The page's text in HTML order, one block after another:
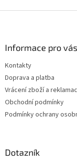
Informace pro vás
Kontakty
Doprava a platba
Vrácení zboží a
Obchodní podmínky
Podmínky ochrany
Dotazník